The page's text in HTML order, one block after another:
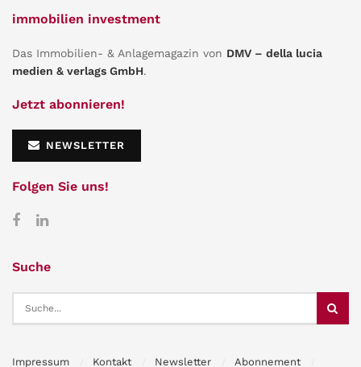
immobilien investment
Das Immobilien- & Anlagemagazin von DMV – della lucia
medien & verlags GmbH.
Jetzt abonnieren!
NEWSLETTER
Folgen Sie uns!
Suche
Impressum Kontakt Newsletter Abonnement